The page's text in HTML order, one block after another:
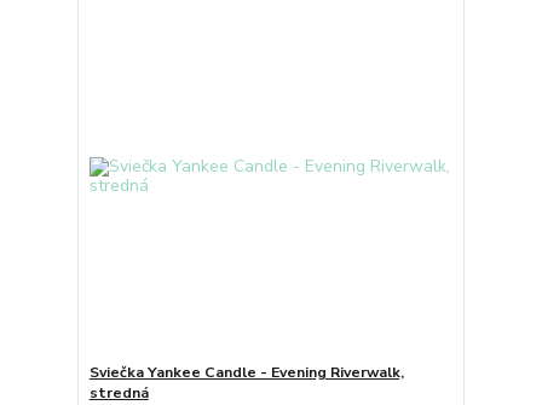
Sviečka Yankee Candle - Evening Riverwalk,
stredná